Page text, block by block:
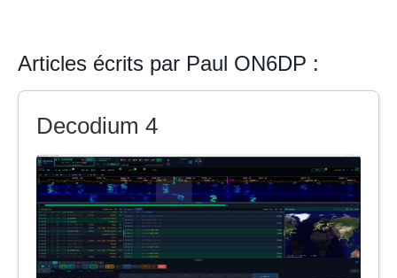
Articles écrits par Paul ON6DP :
Decodium 4